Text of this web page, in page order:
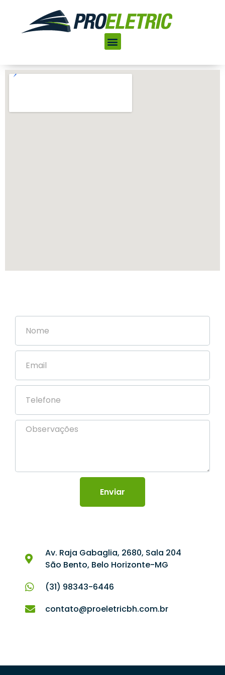
Enviar
Av. Raja Gabaglia, 2680, Sala 204
São Bento, Belo Horizonte-MG
(31) 98343-6446
contato@proeletricbh.com.br